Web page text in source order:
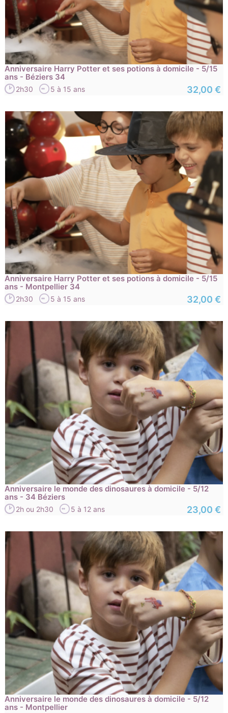
Anniversaire Harry Potter et ses potions à domicile - 5/15
ans - Béziers 34
2h30 5 à 15 ans 32,00 €
Anniversaire Harry Potter et ses potions à domicile - 5/15
ans - Montpellier 34
2h30 5 à 15 ans 32,00 €
Anniversaire le monde des dinosaures à domicile - 5/12
ans - 34 Béziers
2h ou 2h30 5 à 12 ans 23,00 €
Anniversaire le monde des dinosaures à domicile - 5/12
ans - Montpellier